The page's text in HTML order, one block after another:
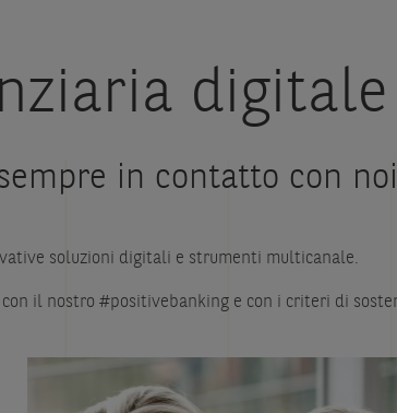
digitale
in contatto con noi
soluzioni digitali e strumenti multicanale.
il nostro #positivebanking e con i criteri di